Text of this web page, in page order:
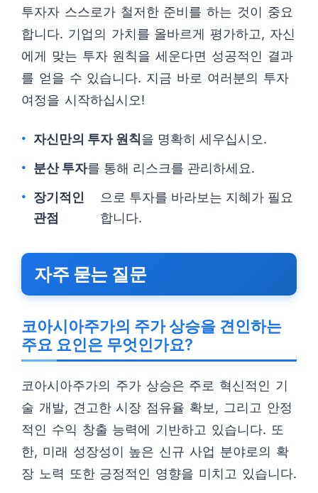
투자자 스스로가 철저한 준비를 하는 것이 중요
합니다. 기업의 가치를 올바르게 평가하고, 자신
에게 맞는 투자 원칙을 세운다면 성공적인 결과
를 얻을 수 있습니다. 지금 바로 여러분의 투자
여정을 시작하십시오!
자신만의 투자 원칙을 명확히 세우십시오.
분산 투자를 통해 리스크를 관리하세요.
장기적인
관점
으로 투자를 바라보는 지혜가 필요
합니다.
자주 묻는 질문
코아시아주가의 주가 상승을 견인하는
주요 요인은 무엇인가요?
코아시아주가의 주가 상승은 주로 혁신적인 기
술 개발, 견고한 시장 점유율 확보, 그리고 안정
적인 수익 창출 능력에 기반하고 있습니다. 또
한, 미래 성장성이 높은 신규 사업 분야로의 확
장 노력 또한 긍정적인 영향을 미치고 있습니다.